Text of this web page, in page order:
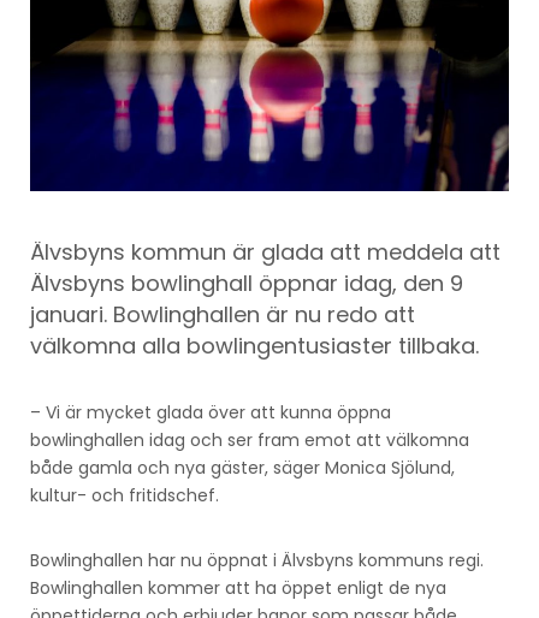
Älvsbyns kommun är glada att meddela att
Älvsbyns bowlinghall öppnar idag, den 9
januari. Bowlinghallen är nu redo att
välkomna alla bowlingentusiaster tillbaka.
– Vi är mycket glada över att kunna öppna
bowlinghallen idag och ser fram emot att välkomna
både gamla och nya gäster, säger Monica Sjölund,
kultur- och fritidschef.
Bowlinghallen har nu öppnat i Älvsbyns kommuns regi.
Bowlinghallen kommer att ha öppet enligt de nya